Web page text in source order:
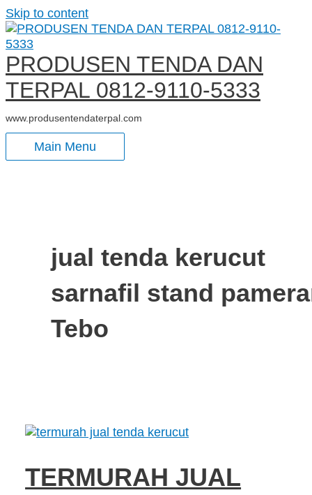
Skip to content
PRODUSEN TENDA DAN
TERPAL 0812-9110-5333
www.produsentendaterpal.com
Main Menu
jual tenda kerucut
sarnafil stand
Tebo
TERMURAH JUAL